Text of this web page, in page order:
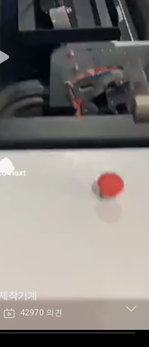
작기계
42970 의견